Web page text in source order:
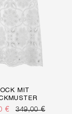
MIT
€ 349,00 €